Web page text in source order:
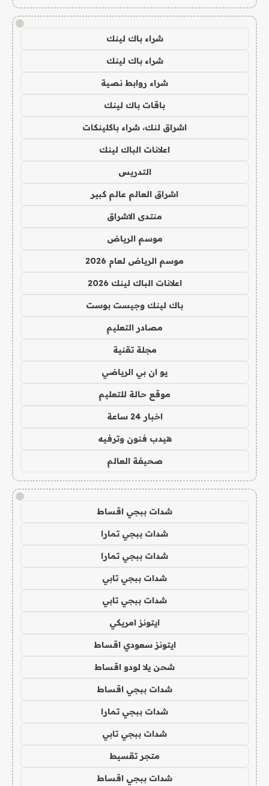
!
شراء باك لينك
شراء باك لينك
شراء روابط نصية
باقات باك لينك
اشراق لنك، شراء باكلينكات
اعلانات الباك لينك
التدريس
اشراق العالم عالم كبير
منتدى الاشراق
موسم الرياض
موسم الرياض لعام 2026
اعلانات الباك لينك 2026
باك لينك وجيست بوست
مصادر التعليم
مجلة تقنية
يو ان بي الرياضي
موقع حالة للتعليم
اخبار 24 ساعة
هيدب فنون وترفيه
صحيفة العالم
!
شدات ببجي اقساط
شدات ببجي تمارا
شدات ببجي تمارا
شدات ببجي تابي
شدات ببجي تابي
ايتونز امريكي
ايتونز سعودي اقساط
شحن يلا لودو اقساط
شدات ببجي اقساط
شدات ببجي تمارا
شدات ببجي تابي
متجر تقسيط
شدات ببجي اقساط